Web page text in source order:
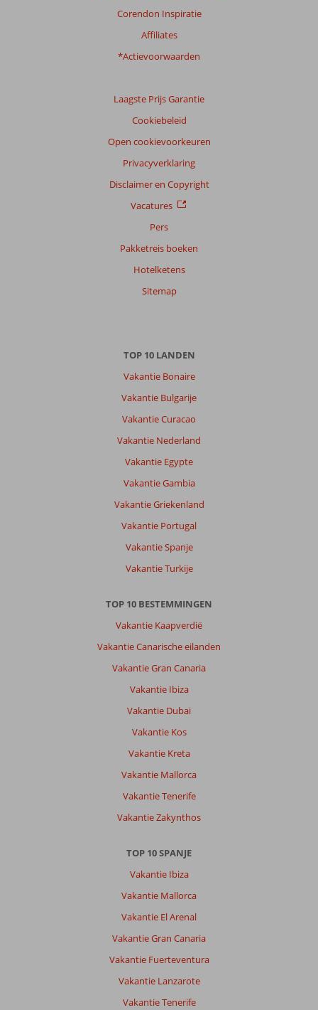
Corendon Inspiratie
Affiliates
*Actievoorwaarden
Laagste Prijs Garantie
Cookiebeleid
Open cookievoorkeuren
Privacyverklaring
Disclaimer en Copyright
Vacatures
Pers
Pakketreis boeken
Hotelketens
Sitemap
TOP 10 LANDEN
Vakantie Bonaire
Vakantie Bulgarije
Vakantie Curacao
Vakantie Nederland
Vakantie Egypte
Vakantie Gambia
Vakantie Griekenland
Vakantie Portugal
Vakantie Spanje
Vakantie Turkije
TOP 10 BESTEMMINGEN
Vakantie Kaapverdië
Vakantie Canarische eilanden
Vakantie Gran Canaria
Vakantie Ibiza
Vakantie Dubai
Vakantie Kos
Vakantie Kreta
Vakantie Mallorca
Vakantie Tenerife
Vakantie Zakynthos
TOP 10 SPANJE
Vakantie Ibiza
Vakantie Mallorca
Vakantie El Arenal
Vakantie Gran Canaria
Vakantie Fuerteventura
Vakantie Lanzarote
Vakantie Tenerife